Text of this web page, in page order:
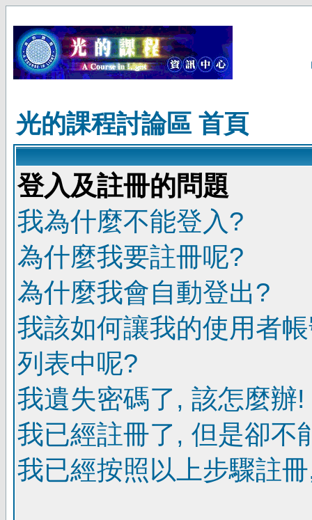
光的課程討論區 首頁
登入及註冊的問題
我為什麼不能登入?
為什麼我要註冊呢?
為什麼我會自動登出?
我該如何讓我的使用者
列表中呢?
我遺失密碼了, 該怎麼辦!
我已經註冊了, 但是卻不
我已經按照以上步驟註